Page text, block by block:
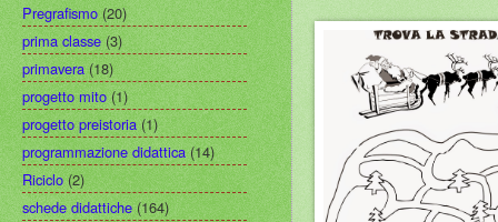
Pregrafismo (20)
prima classe (3)
primavera (18)
progetto mito (1)
progetto preistoria (1)
programmazione didattica (14)
Riciclo (2)
schede didattiche (164)